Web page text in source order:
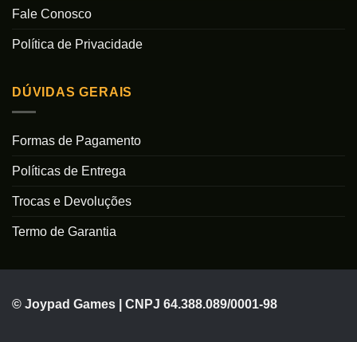
Fale Conosco
Política de Privacidade
DÚVIDAS GERAIS
Formas de Pagamento
Políticas de Entrega
Trocas e Devoluções
Termo de Garantia
© Joypad Games | CNPJ 64.388.089/0001-98